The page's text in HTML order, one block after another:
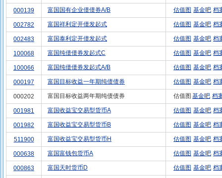
000139 富国国有企业债债券A/B 估值图 基金吧 档
002782 富国祥利定开债发起式 估值图 基金吧 档
002483 富国泰利定开债发起式 估值图 基金吧 档
100068 富国纯债债券发起式C 估值图 基金吧 档
100066 富国纯债债券发起式A/B 估值图 基金吧 档
000197 富国目标收益一年期纯债债券 估值图 基金吧 档
000202 富国目标收益两年期纯债债券 估值图 基金吧 档
001981 富国收益宝交易型货币A 估值图 基金吧 档
001982 富国收益宝交易型货币B 估值图 基金吧 档
511900 富国收益宝交易型货币H 估值图 基金吧 档
000638 富国富钱包货币A 估值图 基金吧 档
000863 富国天时货币D 估值图 基金吧 档